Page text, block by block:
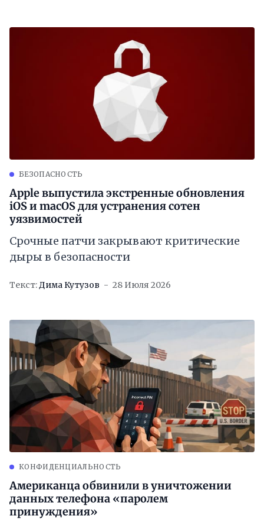
БЕЗОПАСНОСТЬ
Apple выпустила экстренные обновления
iOS и macOS для устранения сотен
уязвимостей
Срочные патчи закрывают критические
дыры в безопасности
Текст:Дима Кутузов 28 Июля 2026
КОНФИДЕНЦИАЛЬНОСТЬ
Американца обвинили в уничтожении
данных телефона «паролем
принуждения»